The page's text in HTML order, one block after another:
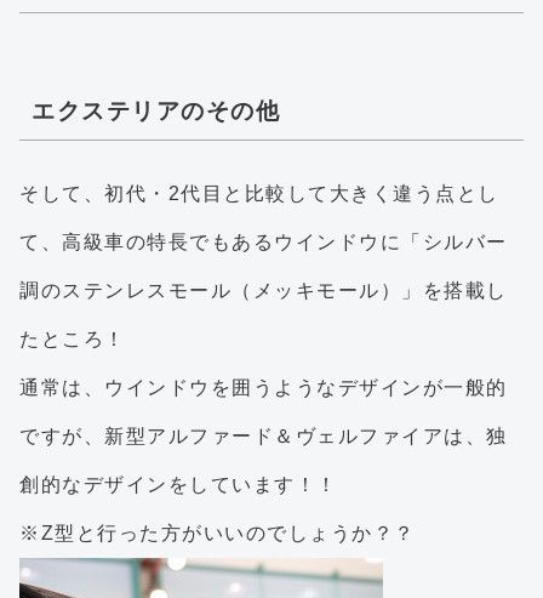
エクステリアのその他
そして、初代・2代目と比較して大きく違う点とし
て、高級車の特長でもあるウインドウに「シルバー
調のステンレスモール（メッキモール）」を搭載し
たところ！
通常は、ウインドウを囲うようなデザインが一般的
ですが、新型アルファード＆ヴェルファイアは、独
創的なデザインをしています！！
※Z型と行った方がいいのでしょうか？？